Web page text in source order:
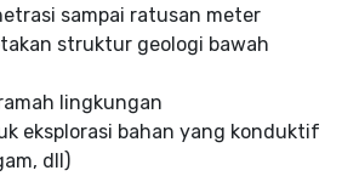
sampai ratusan meter
struktur geologi bawah
lingkungan
eksplorasi bahan yang konduktif
dll)